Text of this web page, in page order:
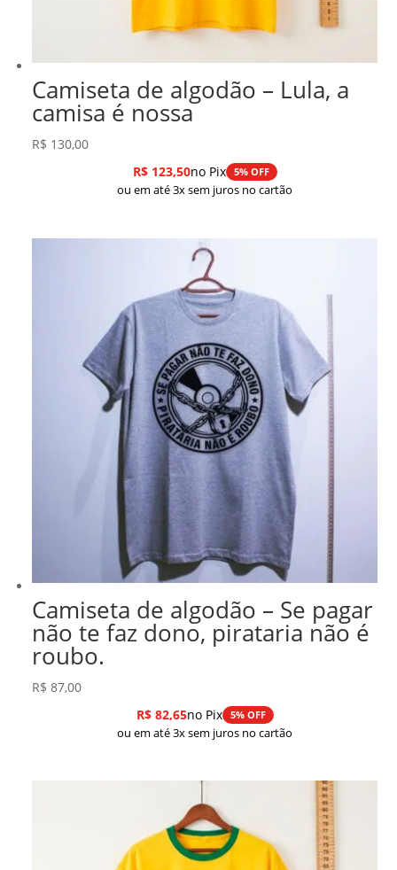
Camiseta de algodão – Lula, a
camisa é nossa
R$ 130,00
R$123,50no Pix 5% OFF
ou em até 3x sem juros no cartão
Camiseta de algodão – Se pagar
não te faz dono, pirataria não é
roubo.
R$ 87,00
R$82,65no Pix 5% OFF
ou em até 3x sem juros no cartão